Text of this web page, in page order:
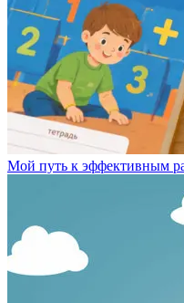
Мой путь к эффективным